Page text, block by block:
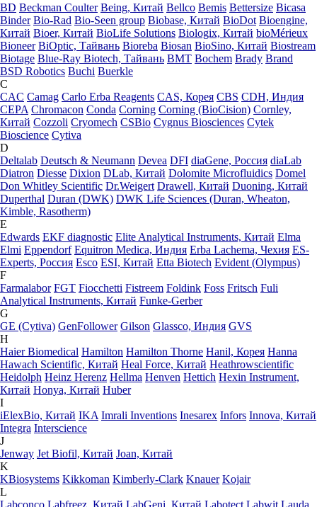
BD Beckman Coulter Being, Китай Bellco Bemis Bettersize Bicasa
Binder Bio-Rad Bio-Seen group Biobase, Китай BioDot Bioengine,
Китай Bioer, Китай BioLife Solutions Biologix, Китай bioMérieux
Bioneer BiOptic, Тайвань Bioreba Biosan BioSino, Китай Biostream
Biotage Blue-Ray Biotech, Тайвань BMT Bochem Brady Brand
BSD Robotics Buchi Buerkle
C
CAC Camag Carlo Erba Reagents CAS, Корея CBS CDH, Индия
CEPA Chromacon Conda Corning Corning (BioCision) Cornley,
Китай Cozzoli Cryomech CSBio Cygnus Biosciences Cytek
Bioscience Cytiva
D
Deltalab Deutsch & Neumann Devea DFI diaGene, Россия diaLab
Diatron Diesse Dixion DLab, Китай Dolomite Microfluidics Domel
Don Whitley Scientific Dr.Weigert Drawell, Китай Duoning, Китай
Duperthal Duran (DWK) DWK Life Sciences (Duran, Wheaton,
Kimble, Rasotherm)
E
Edwards EKF diagnostic Elite Analytical Instruments, Китай Elma
Elmi Eppendorf Equitron Medica, Индия Erba Lachema, Чехия ES-
Experts, Россия Esco ESI, Китай Etta Biotech Evident (Olympus)
F
Farmalabor FGT Fiocchetti Fistreem Foldink Foss Fritsch Fuli
Analytical Instruments, Китай Funke-Gerber
G
GE (Cytiva) GenFollower Gilson Glassco, Индия GVS
H
Haier Biomedical Hamilton Hamilton Thorne Hanil, Корея Hanna
Hawach Scientific, Китай Heal Force, Китай Heathrowscientific
Heidolph Heinz Herenz Hellma Henven Hettich Hexin Instrument,
Китай Honya, Китай Huber
I
iElexBio, Китай IKA Imrali Inventions Inesarex Infors Innova, Китай
Integra Interscience
J
Jenway Jet Biofil, Китай Joan, Китай
K
KBiosystems Kikkoman Kimberly-Clark Knauer Kojair
L
Labconco Labfreez, Китай LabGeni, Китай Labotect Labwit Lauda